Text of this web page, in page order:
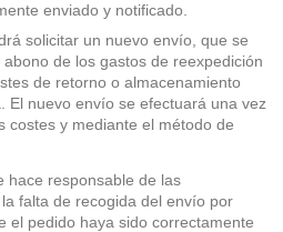
enviado y notificado.
solicitar un nuevo envío, que se
de los gastos de reexpedición
de retorno o almacenamiento
El nuevo envío se efectuará una vez
costes y mediante el método de
hace responsable de las
falta de recogida del envío por
el pedido haya sido correctamente